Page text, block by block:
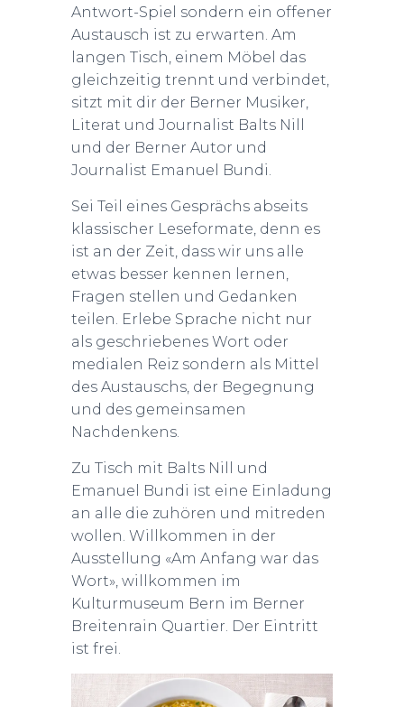
Antwort-Spiel sondern ein offener
Austausch ist zu erwarten. Am
langen Tisch, einem Möbel das
gleichzeitig trennt und verbindet,
sitzt mit dir der Berner Musiker,
Literat und Journalist Balts Nill
und der Berner Autor und
Journalist Emanuel Bundi.
Sei Teil eines Gesprächs abseits
klassischer Leseformate, denn es
ist an der Zeit, dass wir uns alle
etwas besser kennen lernen,
Fragen stellen und Gedanken
teilen. Erlebe Sprache nicht nur
als geschriebenes Wort oder
medialen Reiz sondern als Mittel
des Austauschs, der Begegnung
und des gemeinsamen
Nachdenkens.
Zu Tisch mit Balts Nill und
Emanuel Bundi ist eine Einladung
an alle die zuhören und mitreden
wollen. Willkommen in der
Ausstellung «Am Anfang war das
Wort», willkommen im
Kulturmuseum Bern im Berner
Breitenrain Quartier. Der Eintritt
ist frei.